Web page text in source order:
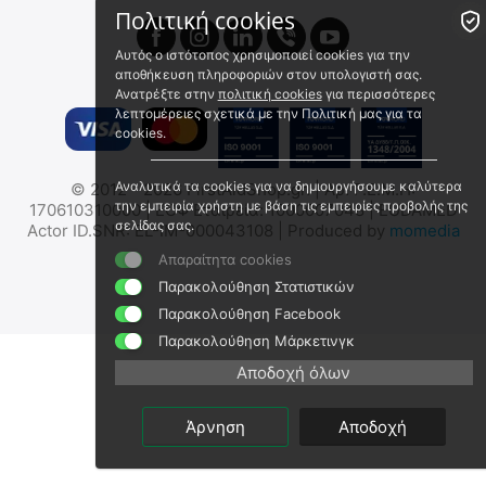
✔
MIL-TEC Μεταλλικό Κουτί
Αποθήκευσης
Πυρομαχικών/Φαρμάκων/
Εξοπλισμού - (Με
Επιγραφή/Χακί/Μικρό)
15963100
Άμεσα διαθέσιμο
Αποστολή εντός 24 ωρών
(χωρίς ΦΠΑ)
✔
MIL-TEC Πλαστικό Στεγανό
Κουτί Αποθήκευσης
Πυρομαχικών - Φαρμάκων
- Εξοπλισμού
15963001
Άμεσα διαθέσιμο
€ 55.40
€ 44.68(χωρίς ΦΠΑ)
🖍 ✔
© 2012 - 2026 FirstAidShop.gr. | Αρ. Γ.Ε.Μ.Η:
170610310000 | ΕΟΦ Εταιρεία: 1000007048 | EUDAMED
Actor ID.SNR: EL-IM-000043108 | Produced by momedia
Πολιτική cookies
Αυτός ο ιστότοπος χρησιμοποιεί cookies για την
αποθήκευση πληροφοριών στον υπολογιστή σας.
Ανατρέξτε στην πολιτική cookiesγια περισσότερες
λεπτομέρειες σχετικά με την Πολιτική μας για τα
cookies.
Αναλυτικά τα cookies για να δημιουργήσουμε καλύτερα
την εμπειρία χρήστη με βάση τις εμπειρίες προβολής της
σελίδας σας.
Απαραίτητα cookies
Παρακολούθηση Στατιστικών
Παρακολούθηση Facebook
Παρακολούθηση Μάρκετινγκ
Αποδοχή όλων
Άρνηση Αποδοχή